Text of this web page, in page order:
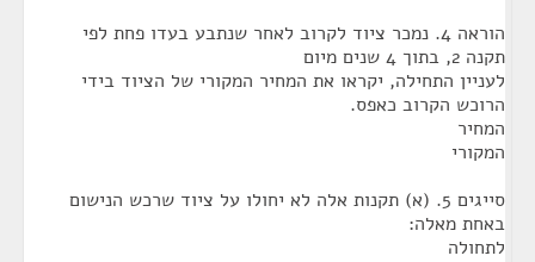
הוראה 4. נמכר ציוד לקרוב לאחר שנתבע בעדו פחת לפי
תקנה 2, בתוך 4 שנים מיום
לעניין התחילה, יקראו את המחיר המקורי של הציוד בידי
הרוכש הקרוב כאפס.
המחיר
המקורי
סייגים 5. (א) תקנות אלה לא יחולו על ציוד שרכש הנישום
באחת מאלה:
לתחולה